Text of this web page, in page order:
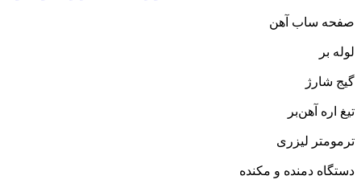
صفحه ساب آهن
لوله بر
گیج شارژ
تیغ اره آهن‌بر
ترمومتر لیزری
دستگاه دمنده و مکنده